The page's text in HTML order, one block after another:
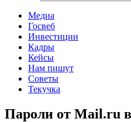
Медиа
Госвеб
Инвестиции
Кадры
Кейсы
Нам пишут
Советы
Текучка
Пароли от Mail.ru